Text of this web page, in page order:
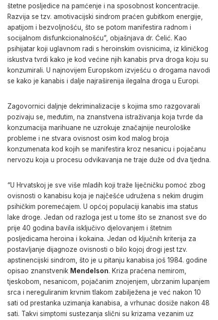
štetne posljedice na pamćenje i na sposobnost koncentracije.
Razvija se tzv. amotivacijski sindrom praćen gubitkom energije,
apatijom i bezvoljnošću, što se potom manifestira radnom i
socijalnom disfunkcionalnošću”, objašnjava dr. Ćelić. Kao
psihijatar koji uglavnom radi s heroinskim ovisnicima, iz kliničkog
iskustva tvrdi kako je kod većine njih kanabis prva droga koju su
konzumirali. U najnovijem Europskom izvješću o drogama navodi
se kako je kanabis i dalje najraširenija ilegalna droga u Europi.
Zagovornici daljnje dekriminalizacije s kojima smo razgovarali
pozivaju se, međutim, na znanstvena istraživanja koja tvrde da
konzumacija marihuane ne uzrokuje značajnije neurološke
probleme i ne stvara ovisnost osim kod malog broja
konzumenata kod kojih se manifestira kroz nesanicu i pojačanu
nervozu koja u procesu odvikavanja ne traje duže od dva tjedna.
“U Hrvatskoj je sve više mladih koji traže liječničku pomoć zbog
ovisnosti o kanabisu koja je najčešće udružena s nekim drugim
psihičkim poremećajem. U općoj populaciji kanabis ima status
lake droge. Jedan od razloga jest u tome što se znanost sve do
prije 40 godina bavila isključivo djelovanjem i štetnim
posljedicama heroina i kokaina. Jedan od ključnih kriterija za
postavljanje dijagnoze ovisnosti o bilo kojoj drogi jest tzv.
apstinencijski sindrom, što je u pitanju kanabisa još 1984. godine
opisao znanstvenik Mendelson. Kriza praćena nemirom,
tjeskobom, nesanicom, pojačanim znojenjem, ubrzanim lupanjem
srca i nereguliranim krvnim tlakom zabilježena je već nakon 10
sati od prestanka uzimanja kanabisa, a vrhunac dosiže nakon 48
sati. Takvi simptomi sustezanja slični su krizama vezanim uz